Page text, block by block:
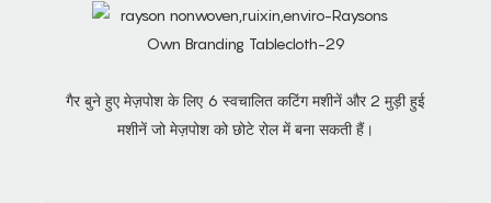
गैर बुने हुए मेज़पोश के लिए 6 स्वचालित कटिंग मशीनें और 2 मुड़ी हुई
मशीनें जो मेज़पोश को छोटे रोल में बना सकती हैं।